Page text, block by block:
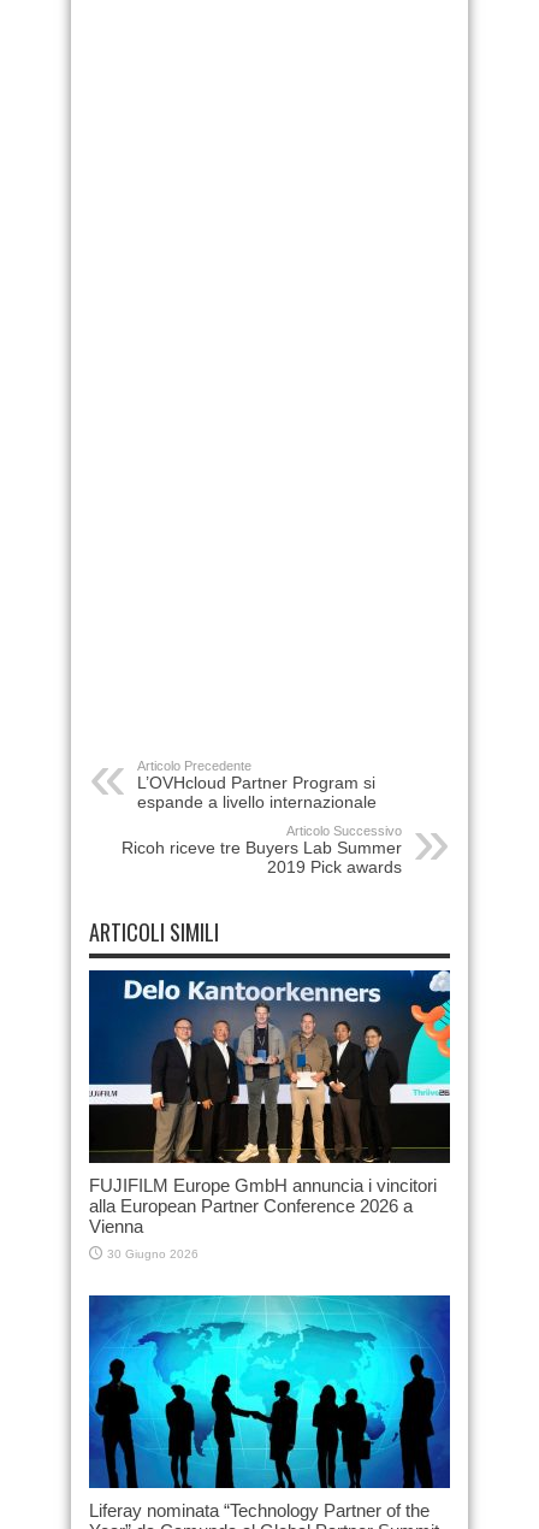
Articolo Precedente
L’OVHcloud Partner Program si
espande a livello internazionale
Articolo Successivo
Ricoh riceve tre Buyers Lab Summer
2019 Pick awards
ARTICOLI SIMILI
FUJIFILM Europe GmbH annuncia i vincitori
alla European Partner Conference 2026 a
Vienna
30 Giugno 2026
Liferay nominata “Technology Partner of the